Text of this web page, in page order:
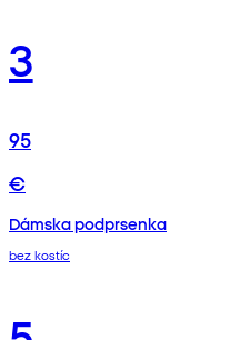
3
95
€
Dámska podprsenka
bez kostíc